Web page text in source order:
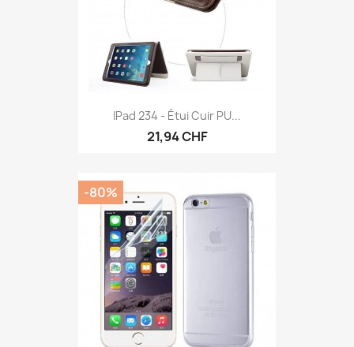
IPad 234 - Étui Cuir PU...
21,94 CHF
-80%